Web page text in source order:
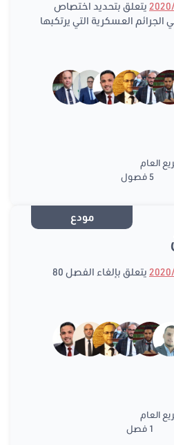
يتعلق بتحديد اختصاص
العسكرية التي يرتكبها
العام
5 فصول
مودع
يتعلق بإلغاء الفصل 80
العام
1 فصل